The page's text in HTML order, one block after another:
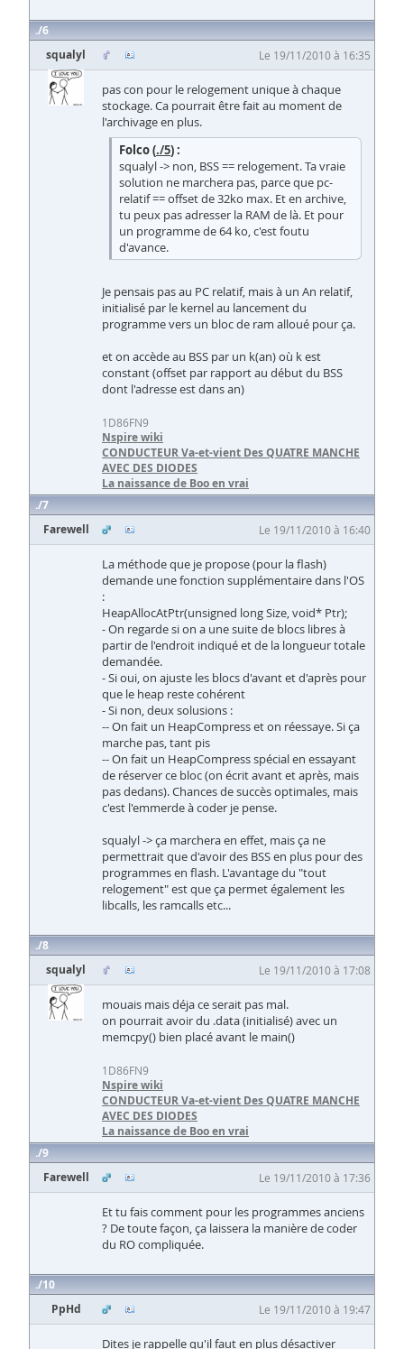
6
squalyl
Le 19/11/2010 à 16:35
pas con pour le relogement unique à chaque
stockage. Ca pourrait être fait au moment de
l'archivage en plus.
Folco (./5) :
squalyl -> non, BSS == relogement. Ta vraie
solution ne marchera pas, parce que pc-
relatif == offset de 32ko max. Et en archive,
tu peux pas adresser la RAM de là. Et pour
un programme de 64 ko, c'est foutu
d'avance.
Je pensais pas au PC relatif, mais à un An relatif,
initialisé par le kernel au lancement du
programme vers un bloc de ram alloué pour ça.
et on accède au BSS par un k(an) où k est
constant (offset par rapport au début du BSS
dont l'adresse est dans an)
1D86FN9
Nspire wiki
CONDUCTEUR Va-et-vient Des QUATRE MANCHE
AVEC DES DIODES
La naissance de Boo en vrai
7
Farewell
Le 19/11/2010 à 16:40
La méthode que je propose (pour la flash)
demande une fonction supplémentaire dans l'OS
:
HeapAllocAtPtr(unsigned long Size, void* Ptr);
- On regarde si on a une suite de blocs libres à
partir de l'endroit indiqué et de la longueur totale
demandée.
- Si oui, on ajuste les blocs d'avant et d'après pour
que le heap reste cohérent
- Si non, deux solusions :
-- On fait un HeapCompress et on réessaye. Si ça
marche pas, tant pis
-- On fait un HeapCompress spécial en essayant
de réserver ce bloc (on écrit avant et après, mais
pas dedans). Chances de succès optimales, mais
c'est l'emmerde à coder je pense.
squalyl -> ça marchera en effet, mais ça ne
permettrait que d'avoir des BSS en plus pour des
programmes en flash. L'avantage du "tout
relogement" est que ça permet également les
libcalls, les ramcalls etc...
8
squalyl
Le 19/11/2010 à 17:08
mouais mais déja ce serait pas mal.
on pourrait avoir du .data (initialisé) avec un
memcpy() bien placé avant le main()
1D86FN9
Nspire wiki
CONDUCTEUR Va-et-vient Des QUATRE MANCHE
AVEC DES DIODES
La naissance de Boo en vrai
9
Farewell
Le 19/11/2010 à 17:36
Et tu fais comment pour les programmes anciens
? De toute façon, ça laissera la manière de coder
du RO compliquée.
10
PpHd
Le 19/11/2010 à 19:47
Dites je rappelle qu'il faut en plus désactiver